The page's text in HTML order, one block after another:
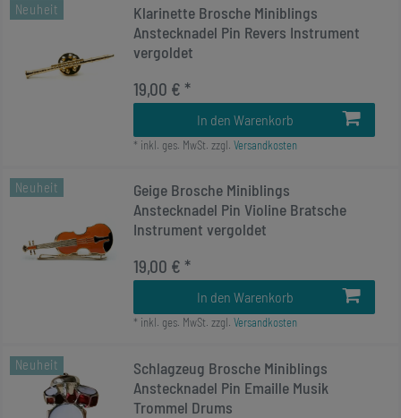
Neuheit
Klarinette Brosche Miniblings
Anstecknadel Pin Revers Instrument
vergoldet
19,00 € *
In den Warenkorb
* inkl. ges. MwSt. zzgl. Versandkosten
Neuheit
Geige Brosche Miniblings
Anstecknadel Pin Violine Bratsche
Instrument vergoldet
19,00 € *
In den Warenkorb
* inkl. ges. MwSt. zzgl. Versandkosten
Neuheit
Schlagzeug Brosche Miniblings
Anstecknadel Pin Emaille Musik
Trommel Drums